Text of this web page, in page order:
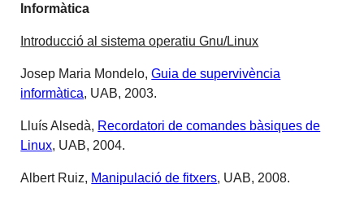
Informàtica
Introducció al sistema operatiu Gnu/Linux
Josep Maria Mondelo,Guia de supervivència
informàtica, UAB, 2003.
Lluís Alsedà, Recordatori de comandes bàsiques de
Linux, UAB, 2004.
Albert Ruiz, Manipulació de fitxers, UAB, 2008.